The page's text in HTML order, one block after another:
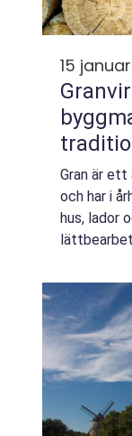
15
Granvirke
Gran är
och har i
hus, lador
svenskt